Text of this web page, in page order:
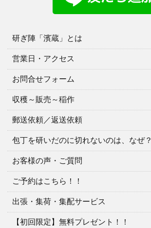
研ぎ陣「濱蔵」とは
営業日・アクセス
お問合せフォーム
収穫～販売～稲作
郵送依頼／返送依頼
包丁を研いだのに切れないのは、なぜ？
お客様の声・ご質問
ご予約はこちら！！
出張・集荷・集配サービス
【初回限定】無料プレゼント！！